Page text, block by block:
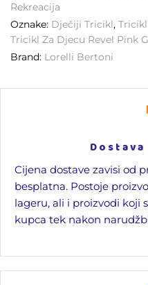
Rekreacija
Oznake: Dječiji Tricikl,
Tricikl Za Djecu Revel Pink
Brand: Lorelli Bertoni
Cijena dostave zavisi od
besplatna. Postoje
lageru, ali i proizvodi koji
kupca tek nakon